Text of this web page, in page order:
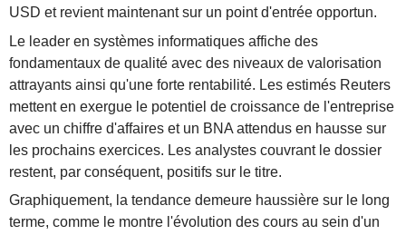
USD et revient maintenant sur un point d'entrée opportun.
Le leader en systèmes informatiques affiche des
fondamentaux de qualité avec des niveaux de valorisation
attrayants ainsi qu'une forte rentabilité. Les estimés Reuters
mettent en exergue le potentiel de croissance de l'entreprise
avec un chiffre d'affaires et un BNA attendus en hausse sur
les prochains exercices. Les analystes couvrant le dossier
restent, par conséquent, positifs sur le titre.
Graphiquement, la tendance demeure haussière sur le long
terme, comme le montre l'évolution des cours au sein d'un